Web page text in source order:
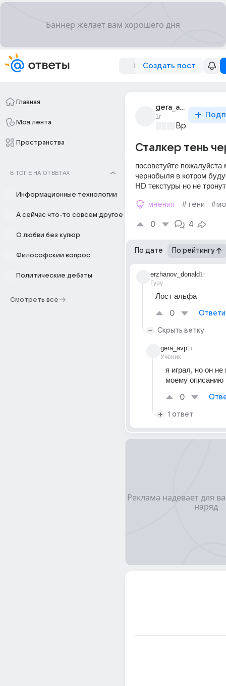
Создать пост
Главная
Моя лента
Пространства
В ТОПЕ НА ОТВЕТАХ
Информационные технологии
А сейчас что-то совсем другое
О любви без купюр
Философский вопрос
Политические дебаты
Смотреть все
gera_avp
1г
Время игр
Сталкер тень
посоветуйте пожалуйста
чернобыля в котром
HD текстуры но не
мнения #тени
0 4
По дате По рейтингу
erzhanov_donald
Гуру
1г
Лост альфа
0
Скрыть ветку
gera_avp
Ученик
1г
я играл, но он не
моему описанию
0
1 ответ